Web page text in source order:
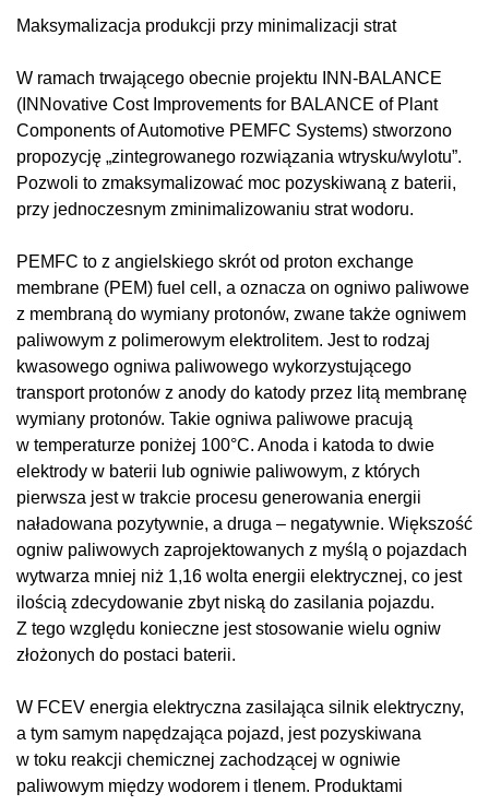
Maksymalizacja produkcji przy minimalizacji strat
W ramach trwającego obecnie projektu INN-BALANCE
(INNovative Cost Improvements for BALANCE of Plant
Components of Automotive PEMFC Systems) stworzono
propozycję „zintegrowanego rozwiązania wtrysku/wylotu”.
Pozwoli to zmaksymalizować moc pozyskiwaną z baterii,
przy jednoczesnym zminimalizowaniu strat wodoru.
PEMFC to z angielskiego skrót od proton exchange
membrane (PEM) fuel cell, a oznacza on ogniwo paliwowe
z membraną do wymiany protonów, zwane także ogniwem
paliwowym z polimerowym elektrolitem. Jest to rodzaj
kwasowego ogniwa paliwowego wykorzystującego
transport protonów z anody do katody przez litą membranę
wymiany protonów. Takie ogniwa paliwowe pracują
w temperaturze poniżej 100°C. Anoda i katoda to dwie
elektrody w baterii lub ogniwie paliwowym, z których
pierwsza jest w trakcie procesu generowania energii
naładowana pozytywnie, a druga – negatywnie. Większość
ogniw paliwowych zaprojektowanych z myślą o pojazdach
wytwarza mniej niż 1,16 wolta energii elektrycznej, co jest
ilością zdecydowanie zbyt niską do zasilania pojazdu.
Z tego względu konieczne jest stosowanie wielu ogniw
złożonych do postaci baterii.
W FCEV energia elektryczna zasilająca silnik elektryczny,
a tym samym napędzająca pojazd, jest pozyskiwana
w toku reakcji chemicznej zachodzącej w ogniwie
paliwowym między wodorem i tlenem. Produktami